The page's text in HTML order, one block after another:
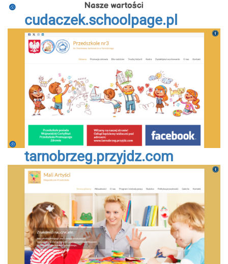
cudaczek.schoolpage.pl
tarnobrzeg.przyjdz.com